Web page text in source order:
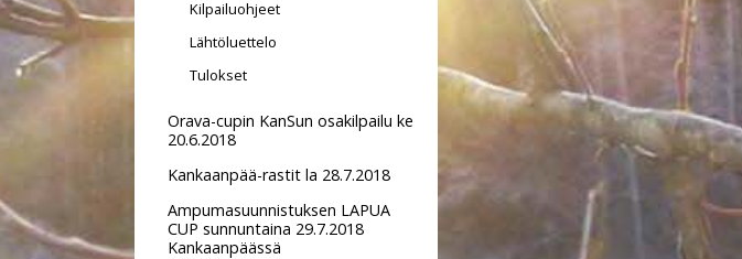
Kilpailuohjeet
Lähtöluettelo
Tulokset
Orava-cupin KanSun osakilpailu ke
20.6.2018
Kankaanpää-rastit la 28.7.2018
Ampumasuunnistuksen LAPUA
CUP sunnuntaina 29.7.2018
Kankaanpäässä